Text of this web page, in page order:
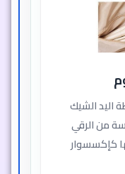
اليد الشيك
من الرقي
كإكسسوار